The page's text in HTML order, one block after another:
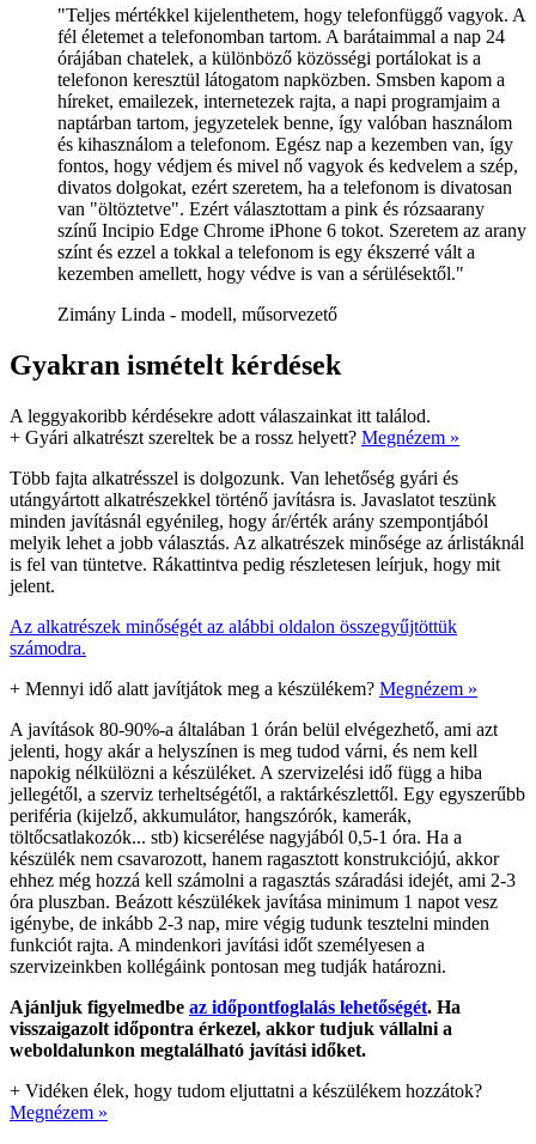
"Teljes mértékkel kijelenthetem, hogy telefonfüggő vagyok. A
fél életemet a telefonomban tartom. A barátaimmal a nap 24
órájában chatelek, a különböző közösségi portálokat is a
telefonon keresztül látogatom napközben. Smsben kapom a
híreket, emailezek, internetezek rajta, a napi programjaim a
naptárban tartom, jegyzetelek benne, így valóban használom
és kihasználom a telefonom. Egész nap a kezemben van, így
fontos, hogy védjem és mivel nő vagyok és kedvelem a szép,
divatos dolgokat, ezért szeretem, ha a telefonom is divatosan
van "öltöztetve". Ezért választottam a pink és rózsaarany
színű Incipio Edge Chrome iPhone 6 tokot. Szeretem az arany
színt és ezzel a tokkal a telefonom is egy ékszerré vált a
kezemben amellett, hogy védve is van a sérülésektől."
Zimány Linda - modell, műsorvezető
Gyakran ismételt kérdések
A leggyakoribb kérdésekre adott válaszainkat itt találod.
+ Gyári alkatrészt szereltek be a rossz helyett? Megnézem »
Több fajta alkatrésszel is dolgozunk. Van lehetőség gyári és
utángyártott alkatrészekkel történő javításra is. Javaslatot teszünk
minden javításnál egyénileg, hogy ár/érték arány szempontjából
melyik lehet a jobb választás. Az alkatrészek minősége az árlistáknál
is fel van tüntetve. Rákattintva pedig részletesen leírjuk, hogy mit
jelent.
Az alkatrészek minőségét az alábbi oldalon összegyűjtöttük
számodra.
+ Mennyi idő alatt javítjátok meg a készülékem? Megnézem »
A javítások 80-90%-a általában 1 órán belül elvégezhető, ami azt
jelenti, hogy akár a helyszínen is meg tudod várni, és nem kell
napokig nélkülözni a készüléket. A szervizelési idő függ a hiba
jellegétől, a szerviz terheltségétől, a raktárkészlettől. Egy egyszerűbb
periféria (kijelző, akkumulátor, hangszórók, kamerák,
töltőcsatlakozók... stb) kicserélése nagyjából 0,5-1 óra. Ha a
készülék nem csavarozott, hanem ragasztott konstrukciójú, akkor
ehhez még hozzá kell számolni a ragasztás száradási idejét, ami 2-3
óra pluszban. Beázott készülékek javítása minimum 1 napot vesz
igénybe, de inkább 2-3 nap, mire végig tudunk tesztelni minden
funkciót rajta. A mindenkori javítási időt személyesen a
szervizeinkben kollégáink pontosan meg tudják határozni.
Ajánljuk figyelmedbe az időpontfoglalás lehetőségét. Ha
visszaigazolt időpontra érkezel, akkor tudjuk vállalni a
weboldalunkon megtalálható javítási időket.
+ Vidéken élek, hogy tudom eljuttatni a készülékem hozzátok?
Megnézem »